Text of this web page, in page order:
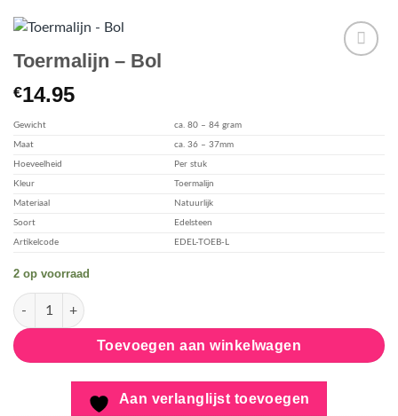
Toermalijn – Bol
€14.95
Gewicht ca. 80 – 84 gram
Maat ca. 36 – 37mm
Hoeveelheid Per stuk
Kleur Toermalijn
Materiaal Natuurlijk
Soort Edelsteen
Artikelcode EDEL-TOEB-L
2 op voorraad
Toermalijn - Bol aantal
Toevoegen aan winkelwagen
Aan verlanglijst toevoegen